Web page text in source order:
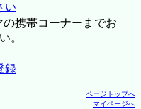
い
携帯コーナーまでお
。
録
ページトップへ
マイページへ